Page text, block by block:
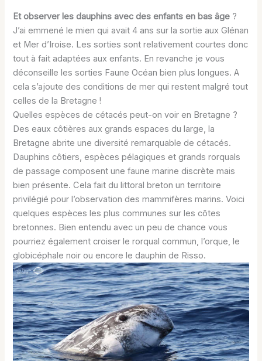
Et observer les dauphins avec des enfants en bas âge ?
J’ai emmené le mien qui avait 4 ans sur la sortie aux Glénan
et Mer d’Iroise. Les sorties sont relativement courtes donc
tout à fait adaptées aux enfants. En revanche je vous
déconseille les sorties Faune Océan bien plus longues. A
cela s’ajoute des conditions de mer qui restent malgré tout
celles de la Bretagne !
Quelles espèces de cétacés peut-on voir en Bretagne ?
Des eaux côtières aux grands espaces du large, la
Bretagne abrite une diversité remarquable de cétacés.
Dauphins côtiers, espèces pélagiques et grands rorquals
de passage composent une faune marine discrète mais
bien présente. Cela fait du littoral breton un territoire
privilégié pour l’observation des mammifères marins. Voici
quelques espèces les plus communes sur les côtes
bretonnes. Bien entendu avec un peu de chance vous
pourriez également croiser le rorqual commun, l’orque, le
globicéphale noir ou encore le dauphin de Risso.